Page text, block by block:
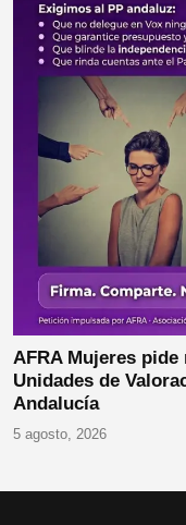
AFRA Mujeres
Unidades de
Andalucía
5 agosto, 2026